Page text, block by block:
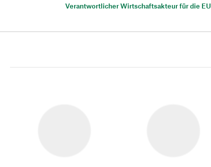
Verantwortlicher Wirtschaftsakteur für die EU